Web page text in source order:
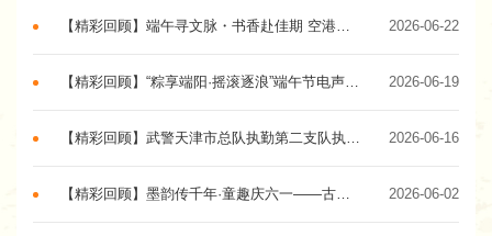
2026-06-22
【精彩回顾】端午寻文脉・书香赴佳期 空港文化中心端午民俗体验活动圆满落幕！
2026-06-19
【精彩回顾】“粽享端阳·摇滚逐浪”端午节电声专场演出活动成功举办
2026-06-16
【精彩回顾】武警天津市总队执勤第二支队执勤十七中队图书流通站成立仪式圆满举行
2026-06-02
【精彩回顾】墨韵传千年·童趣庆六一——古法印刷体验活动圆满结束！